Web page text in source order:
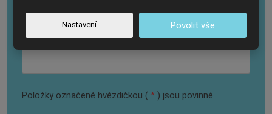
Položky označené hvězdičkou ( * ) jsou povinné.
Nastavení Povolit vše